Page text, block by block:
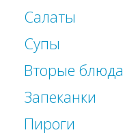
Салаты
Супы
Вторые блюда
Запеканки
Пироги